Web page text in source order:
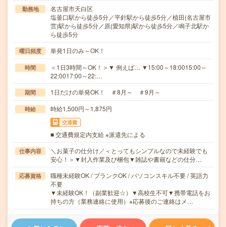
勤務地
名古屋市天白区
塩釜口駅から徒歩5分／平針駅から徒歩5分／植田(名古屋市
営)駅から徒歩5分／原(愛知県)駅から徒歩5分／鳴子北駅か
ら徒歩5分
曜日頻度 単発1日のみ～OK！
時間
＜1日3時間～OK！＞▼ 例えば… ▼15:00～18:0015:00～
22:0017:00～22:…
期間 1日だけの単発OK！ ＃8月～ ＃9月～
時給 時給1,500円～1,875円
交通費
■ 交通費規定内支給 ※派遣先による
仕事内容
＼お菓子の仕分け／＜とってもシンプルなので未経験でも
安心！＞▼封入作業及び梱包▼雑誌や書籍などの仕分…
応募資格
職種未経験OK / ブランクOK / パソコンスキル不要 / 英語力
不要
▼未経験OK！（副業歓迎☆）▼高校生不可▼携帯電話をお
持ちの方（業務連絡に使用）※応募後のご連絡はメ…